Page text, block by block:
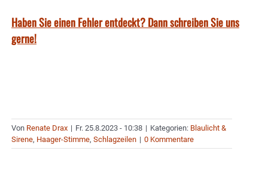
Haben Sie einen Fehler entdeckt? Dann schreiben Sie uns
gerne!
Von Renate Drax | Fr. 25.8.2023 - 10:38 | Kategorien: Blaulicht &
Sirene, Haager-Stimme, Schlagzeilen | 0 Kommentare